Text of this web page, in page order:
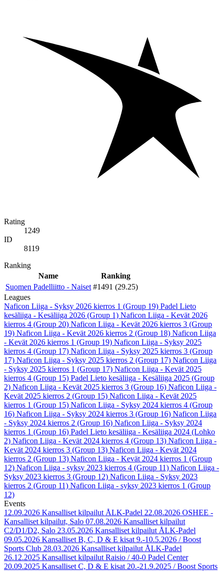
Rating
1249
ID
8119
Ranking
Name
Ranking
Suomen Padelliitto - Naiset #1491 (29.25)
Leagues
Naficon Liiga - Syksy 2026 kierros 1 (Group 19) Padel Lieto
kesäliiga - Kesäliiga 2026 (Group 1) Naficon Liiga - Kevät 2026
kierros 4 (Group 20) Naficon Liiga - Kevät 2026 kierros 3 (Group
19) Naficon Liiga - Kevät 2026 kierros 2 (Group 18) Naficon Liiga
- Kevät 2026 kierros 1 (Group 19) Naficon Liiga - Syksy 2025
kierros 4 (Group 17) Naficon Liiga - Syksy 2025 kierros 3 (Group
17) Naficon Liiga - Syksy 2025 kierros 2 (Group 17) Naficon Liiga
- Syksy 2025 kierros 1 (Group 17) Naficon Liiga - Kevät 2025
kierros 4 (Group 15) Padel Lieto kesäliiga - Kesäliiga 2025 (Group
2) Naficon Liiga - Kevät 2025 kierros 3 (Group 16) Naficon Liiga -
Kevät 2025 kierros 2 (Group 15) Naficon Liiga - Kevät 2025
kierros 1 (Group 15) Naficon Liiga - Syksy 2024 kierros 4 (Group
16) Naficon Liiga - Syksy 2024 kierros 3 (Group 16) Naficon Liiga
- Syksy 2024 kierros 2 (Group 16) Naficon Liiga - Syksy 2024
kierros 1 (Group 16) Padel Lieto kesäliiga - Kesäliiga 2024 (Lohko
2) Naficon Liiga - Kevät 2024 kierros 4 (Group 13) Naficon Liiga -
Kevät 2024 kierros 3 (Group 13) Naficon Liiga - Kevät 2024
kierros 2 (Group 13) Naficon Liiga - Kevät 2024 kierros 1 (Group
12) Naficon Liiga - syksy 2023 kierros 4 (Group 11) Naficon Liiga -
Syksy 2023 kierros 3 (Group 12) Naficon Liiga - Syksy 2023
kierros 2 (Group 11) Naficon Liiga - syksy 2023 kierros 1 (Group
12)
Events
12.09.2026 Kansalliset kilpailut ÅLK-Padel 22.08.2026 OSHEE -
Kansalliset kilpailut, Salo 07.08.2026 Kansalliset kilpailut
C2/D1/D2, Salo 23.05.2026 Kansalliset kilpailut ÅLK-Padel
09.05.2026 Kansalliset B, C, D & E kisat 9.-10.5.2026 / Boost
Sports Club 28.03.2026 Kansalliset kilpailut ÅLK-Padel
26.12.2025 Kansalliset kilpailut Raisio / 40-0 Padel Center
20.09.2025 Kansalliset C, D & E kisat 20.-21.9.2025 / Boost Sports